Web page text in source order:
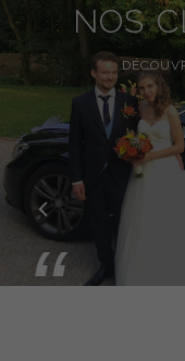
NOS
“
Précédent